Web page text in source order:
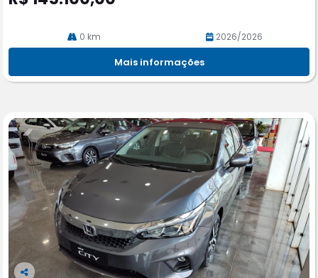
0 km 2026/2026
Mais informações